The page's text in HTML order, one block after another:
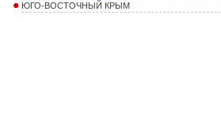
ЮГО-ВОСТОЧНЫЙ КРЫМ